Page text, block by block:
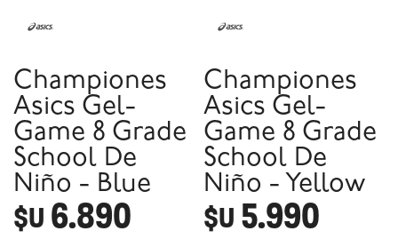
Championes
Asics Gel-
Game 8 Grade
School De
Niño - Blue
$U 6.890
Championes
Asics Gel-
Game 8 Grade
School De
Niño - Yellow
$U 5.990